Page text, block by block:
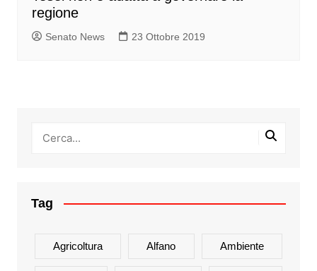
regione
Senato News 23 Ottobre 2019
Tag
Agricoltura Alfano Ambiente